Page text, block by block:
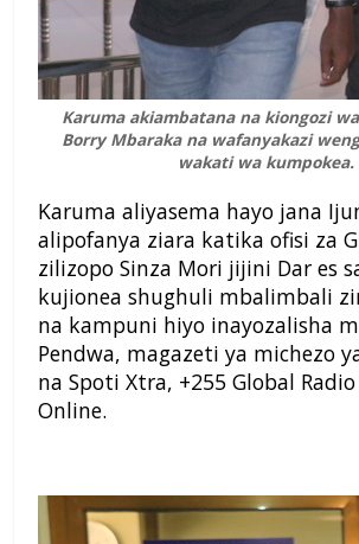
Karuma akiambatana na kiongozi
Borry Mbaraka na wafanyakazi
wakati wa kumpokea.
Karuma aliyasema hayo jana
alipofanya ziara katika ofisi za
zilizopo Sinza Mori jijini Dar es
kujionea shughuli mbalimbali
na kampuni hiyo inayozalisha
Pendwa, magazeti ya michezo
na Spoti Xtra, +255 Global
Online.